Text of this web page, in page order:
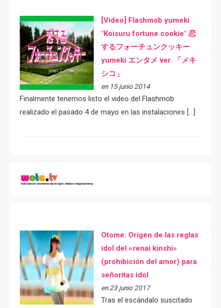
[Video] Flashmob yumeki
"Koisuru fortune cookie" 恋
するフォーチュンクッキー
yumeki エンタメ ver. 「メキ
シコ」
en 15 junio 2014
Finalmente tenemos listo el video del Flashmob
realizado el pasado 4 de mayo en las instalaciones […]
Otome: Orígen de las reglas
idol del «renai kinshi»
(prohibición del amor) para
señoritas idol
en 23 junio 2017
Tras el escándalo suscitado